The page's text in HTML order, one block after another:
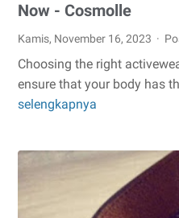
Now - Cosmolle
Kamis, November 16, 2023
Choosing the right
ensure that your body has
selengkapnya
Stylish
to
Know
Right
Now